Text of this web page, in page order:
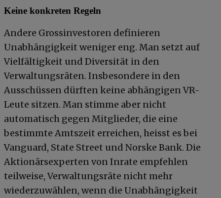
Keine konkreten Regeln
Andere Grossinvestoren definieren
Unabhängigkeit weniger eng. Man setzt auf
Vielfältigkeit und Diversität in den
Verwaltungsräten. Insbesondere in den
Ausschüssen dürften keine abhängigen VR-
Leute sitzen. Man stimme aber nicht
automatisch gegen Mitglieder, die eine
bestimmte Amtszeit erreichen, heisst es bei
Vanguard, State Street und Norske Bank. Die
Aktionärsexperten von Inrate empfehlen
teilweise, Verwaltungsräte nicht mehr
wiederzuwählen, wenn die Unabhängigkeit